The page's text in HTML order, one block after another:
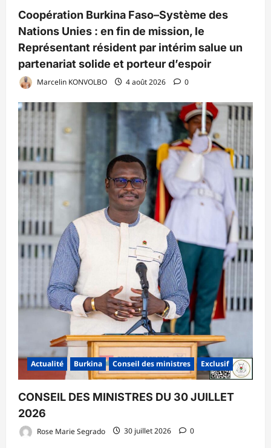
Coopération Burkina Faso–Système des
Nations Unies : en fin de mission, le
Représentant résident par intérim salue un
partenariat solide et porteur d’espoir
Marcelin KONVOLBO 4 août 2026 0
Actualité Burkina Conseil des ministres Exclusif
CONSEIL DES MINISTRES DU 30 JUILLET
2026
Rose Marie Segrado 30 juillet 2026 0